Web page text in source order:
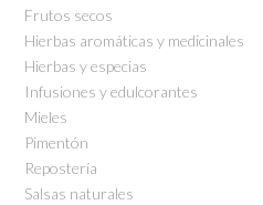
Frutos secos
Hierbas aromáticas y medicinales
Hierbas y especias
Infusiones y edulcorantes
Mieles
Pimentón
Repostería
Salsas naturales